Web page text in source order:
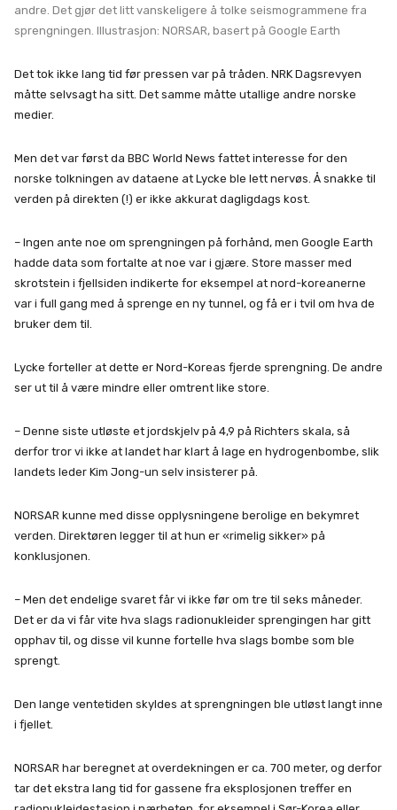
andre. Det gjør det litt vanskeligere å tolke seismogrammene fra
sprengningen. Illustrasjon: NORSAR, basert på Google Earth
Det tok ikke lang tid før pressen var på tråden. NRK Dagsrevyen
måtte selvsagt ha sitt. Det samme måtte utallige andre norske
medier.
Men det var først da BBC World News fattet interesse for den
norske tolkningen av dataene at Lycke ble lett nervøs. Å snakke til
verden på direkten (!) er ikke akkurat dagligdags kost.
– Ingen ante noe om sprengningen på forhånd, men Google Earth
hadde data som fortalte at noe var i gjære. Store masser med
skrotstein i fjellsiden indikerte for eksempel at nord-koreanerne
var i full gang med å sprenge en ny tunnel, og få er i tvil om hva de
bruker dem til.
Lycke forteller at dette er Nord-Koreas fjerde sprengning. De andre
ser ut til å være mindre eller omtrent like store.
– Denne siste utløste et jordskjelv på 4,9 på Richters skala, så
derfor tror vi ikke at landet har klart å lage en hydrogenbombe, slik
landets leder Kim Jong-un selv insisterer på.
NORSAR kunne med disse opplysningene berolige en bekymret
verden. Direktøren legger til at hun er «rimelig sikker» på
konklusjonen.
– Men det endelige svaret får vi ikke før om tre til seks måneder.
Det er da vi får vite hva slags radionukleider sprengingen har gitt
opphav til, og disse vil kunne fortelle hva slags bombe som ble
sprengt.
Den lange ventetiden skyldes at sprengningen ble utløst langt inne
i fjellet.
NORSAR har beregnet at overdekningen er ca. 700 meter, og derfor
tar det ekstra lang tid for gassene fra eksplosjonen treffer en